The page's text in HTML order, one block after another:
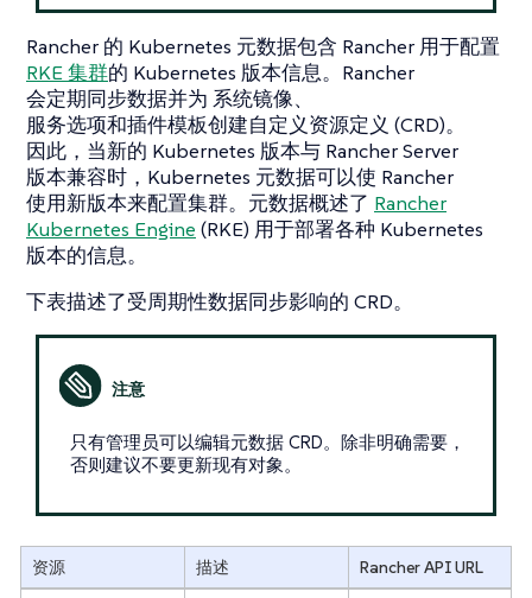
Rancher 的 Kubernetes 元数据包含 Rancher 用于配置
RKE 集群的 Kubernetes 版本信息。Rancher
会定期同步数据并为 系统镜像、
服务选项和插件模板创建自定义资源定义 (CRD)。
因此，当新的 Kubernetes 版本与 Rancher Server
版本兼容时，Kubernetes 元数据可以使 Rancher
使用新版本来配置集群。元数据概述了 Rancher
Kubernetes Engine (RKE) 用于部署各种 Kubernetes
版本的信息。
下表描述了受周期性数据同步影响的 CRD。
只有管理员可以编辑元数据 CRD。除非明确需要，
否则建议不要更新现有对象。
资源 描述
Rancher API URL